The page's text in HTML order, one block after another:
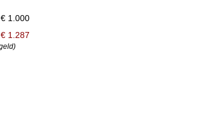
€ 1.000
€ 1.287